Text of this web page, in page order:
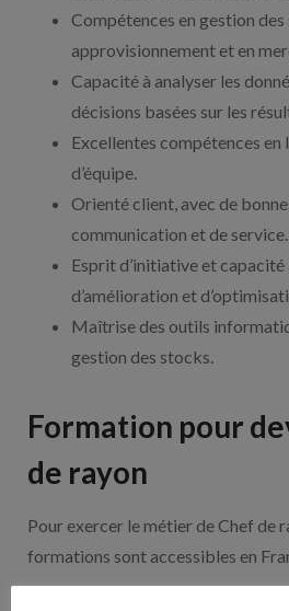
Compétences en gestion des
approvisionnement et en
Capacité à analyser les
décisions basées sur les
Excellentes compétences en
d’équipe.
Orienté client, avec de
communication et de service.
Esprit d’initiative et
d’amélioration et
Maîtrise des outils
gestion des stocks.
Formation pour
de rayon
Pour exercer le métier de Chef de
formations sont accessibles en